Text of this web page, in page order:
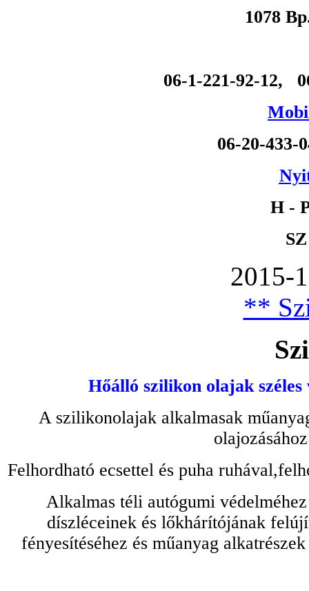
1078
06-1-221-92-12,
06-20-
H -
2015-
**
Hőálló szilikon olajak
A szilikonolajak alkalmasak
Felhordható ecsettel és puha
Alkalmas téli autógumi
díszléceinek és lőkhárítójának
fényesítéséhez és műanyag